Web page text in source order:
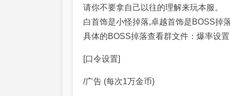
请你不要拿自己以往的理解来玩本服。
白首饰是小怪掉落,卓越首饰是BOSS掉
具体的BOSS掉落查看群文件：爆率设置
[口令设置]
/广告 (每次1万金币)